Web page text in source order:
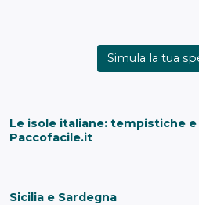
Simula la tua
Le isole italiane: tempistiche
Paccofacile.it
Sicilia e Sardegna